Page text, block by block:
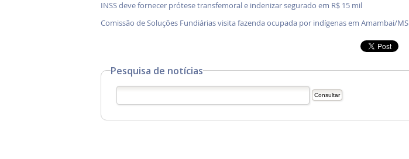
INSS deve fornecer prótese transfemoral e indenizar segurado em R$ 15 mil
Comissão de Soluções Fundiárias visita fazenda ocupada por indígenas em Amambai/MS
Pesquisa de notícias